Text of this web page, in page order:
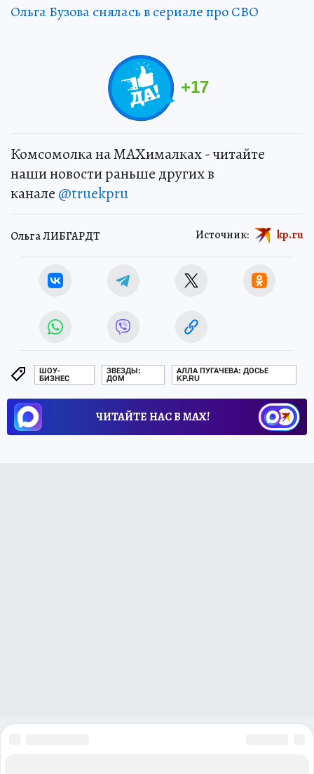
Ольга Бузова снялась в сериале про СВО
+17
Комсомолка на MAXималках - читайте
наши новости раньше других в
канале @truekpru
Ольга ЛИБГАРДТ Источник: kp.ru
ШОУ-
БИЗНЕС
ЗВЕЗДЫ:
ДОМ
АЛЛА ПУГАЧЕВА: ДОСЬЕ
KP.RU
ЧИТАЙТЕ НАС В МАХ!